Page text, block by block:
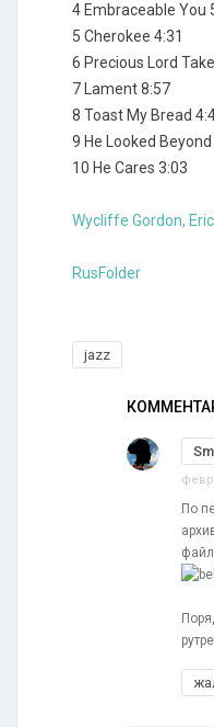
4 Embraceable You
5 Cherokee 4:31
6 Precious Lord
7 Lament 8:57
8 Toast My Bread
9 He Looked
10 He Cares 3:03
Wycliffe Gordon,
RusFolder
jazz
По